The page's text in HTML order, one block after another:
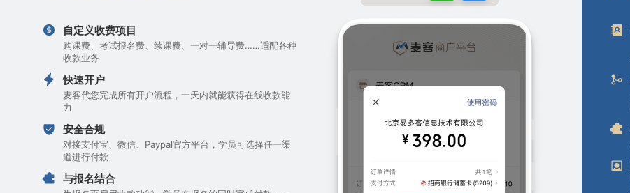
自定义收费项目
购课费、考试报名费、续课费、一对一辅导费……适配各种
收款业务
快速开户
麦客代您完成所有开户流程，一天内就能获得在线收款能
力
安全合规
对接支付宝、微信、Paypal官方平台，学员可选择任一渠
道进行付款
与报名结合